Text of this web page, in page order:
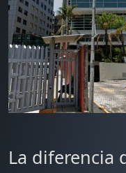
La diferencia